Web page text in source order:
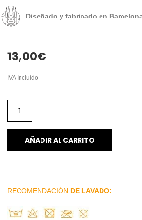
Diseñado y fabricado en
13,00€
IVA Incluído
AÑADIR AL CARRITO
RECOMENDACIÓN DE LAVADO: